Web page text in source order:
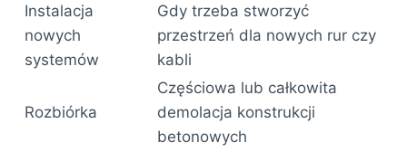
Instalacja
nowych
systemów
Gdy trzeba stworzyć
przestrzeń dla nowych rur czy
kabli
Rozbiórka
Częściowa lub całkowita
demolacja konstrukcji
betonowych